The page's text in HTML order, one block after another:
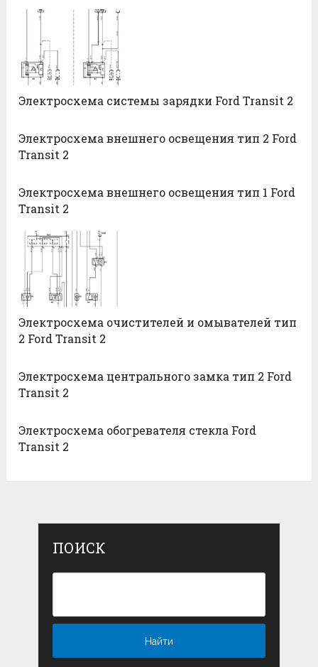
Электросхема системы зарядки Ford Transit 2
Электросхема внешнего освещения тип 2 Ford
Transit 2
Электросхема внешнего освещения тип 1 Ford
Transit 2
Электросхема очистителей и омывателей тип
2 Ford Transit 2
Электросхема центрального замка тип 2 Ford
Transit 2
Электросхема обогревателя стекла Ford
Transit 2
ПОИСК